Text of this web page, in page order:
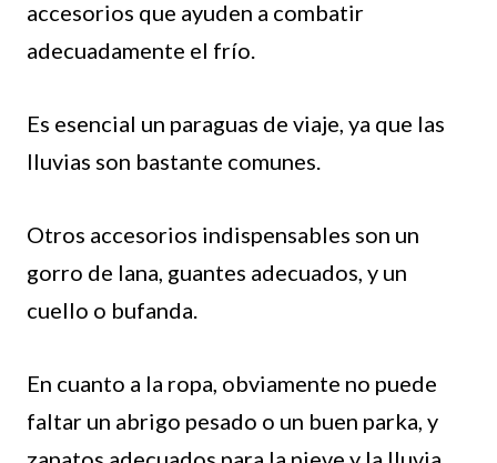
accesorios que ayuden a combatir
adecuadamente el frío.
Es esencial un paraguas de viaje, ya que las
lluvias son bastante comunes.
Otros accesorios indispensables son un
gorro de lana, guantes adecuados, y un
cuello o bufanda.
En cuanto a la ropa, obviamente no puede
faltar un abrigo pesado o un buen parka, y